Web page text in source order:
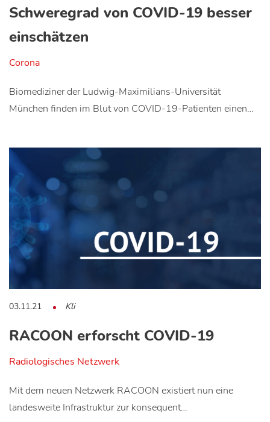
Schweregrad von COVID-19 besser
einschätzen
Corona
Biomediziner der Ludwig-Maximilians-Universität
München finden im Blut von COVID-19-Patienten einen…
03.11.21 Kli
RACOON erforscht COVID-19
Radiologisches Netzwerk
Mit dem neuen Netzwerk RACOON existiert nun eine
landesweite Infrastruktur zur konsequent…